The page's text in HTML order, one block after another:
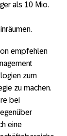
als 10 Mio.
empfehlen
zum
zu machen.
bei
eine